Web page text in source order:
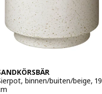
binnen/buiten/beige, 19